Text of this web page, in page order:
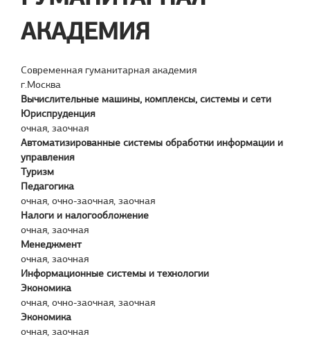
АКАДЕМИЯ
Современная гуманитарная академия
г.Москва
Вычислительные машины, комплексы, системы и сети
Юриспруденция
очная, заочная
Автоматизированные системы обработки информации и
управления
Туризм
Педагогика
очная, очно-заочная, заочная
Налоги и налогообложение
очная, заочная
Менеджмент
очная, заочная
Информационные системы и технологии
Экономика
очная, очно-заочная, заочная
Экономика
очная, заочная